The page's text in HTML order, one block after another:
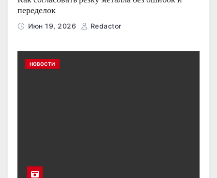
переделок
Июн 19, 2026 Redactor
НОВОСТИ